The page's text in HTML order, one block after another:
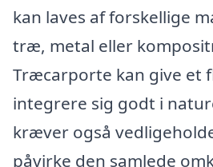
kan laves af forskellige
træ, metal eller
Træcarporte kan give et
integrere sig godt i
kræver også
påvirke den samlede